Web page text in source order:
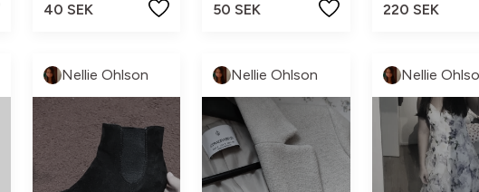
40 SEK
50 SEK
220 SEK
Nellie Ohlson Nellie Ohlson Nellie